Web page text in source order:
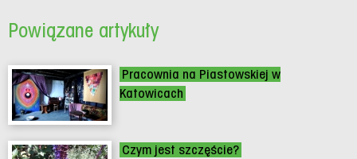
Powiązane artykuły
Pracownia na Piastowskiej w
Katowicach
Czym jest szczęście?